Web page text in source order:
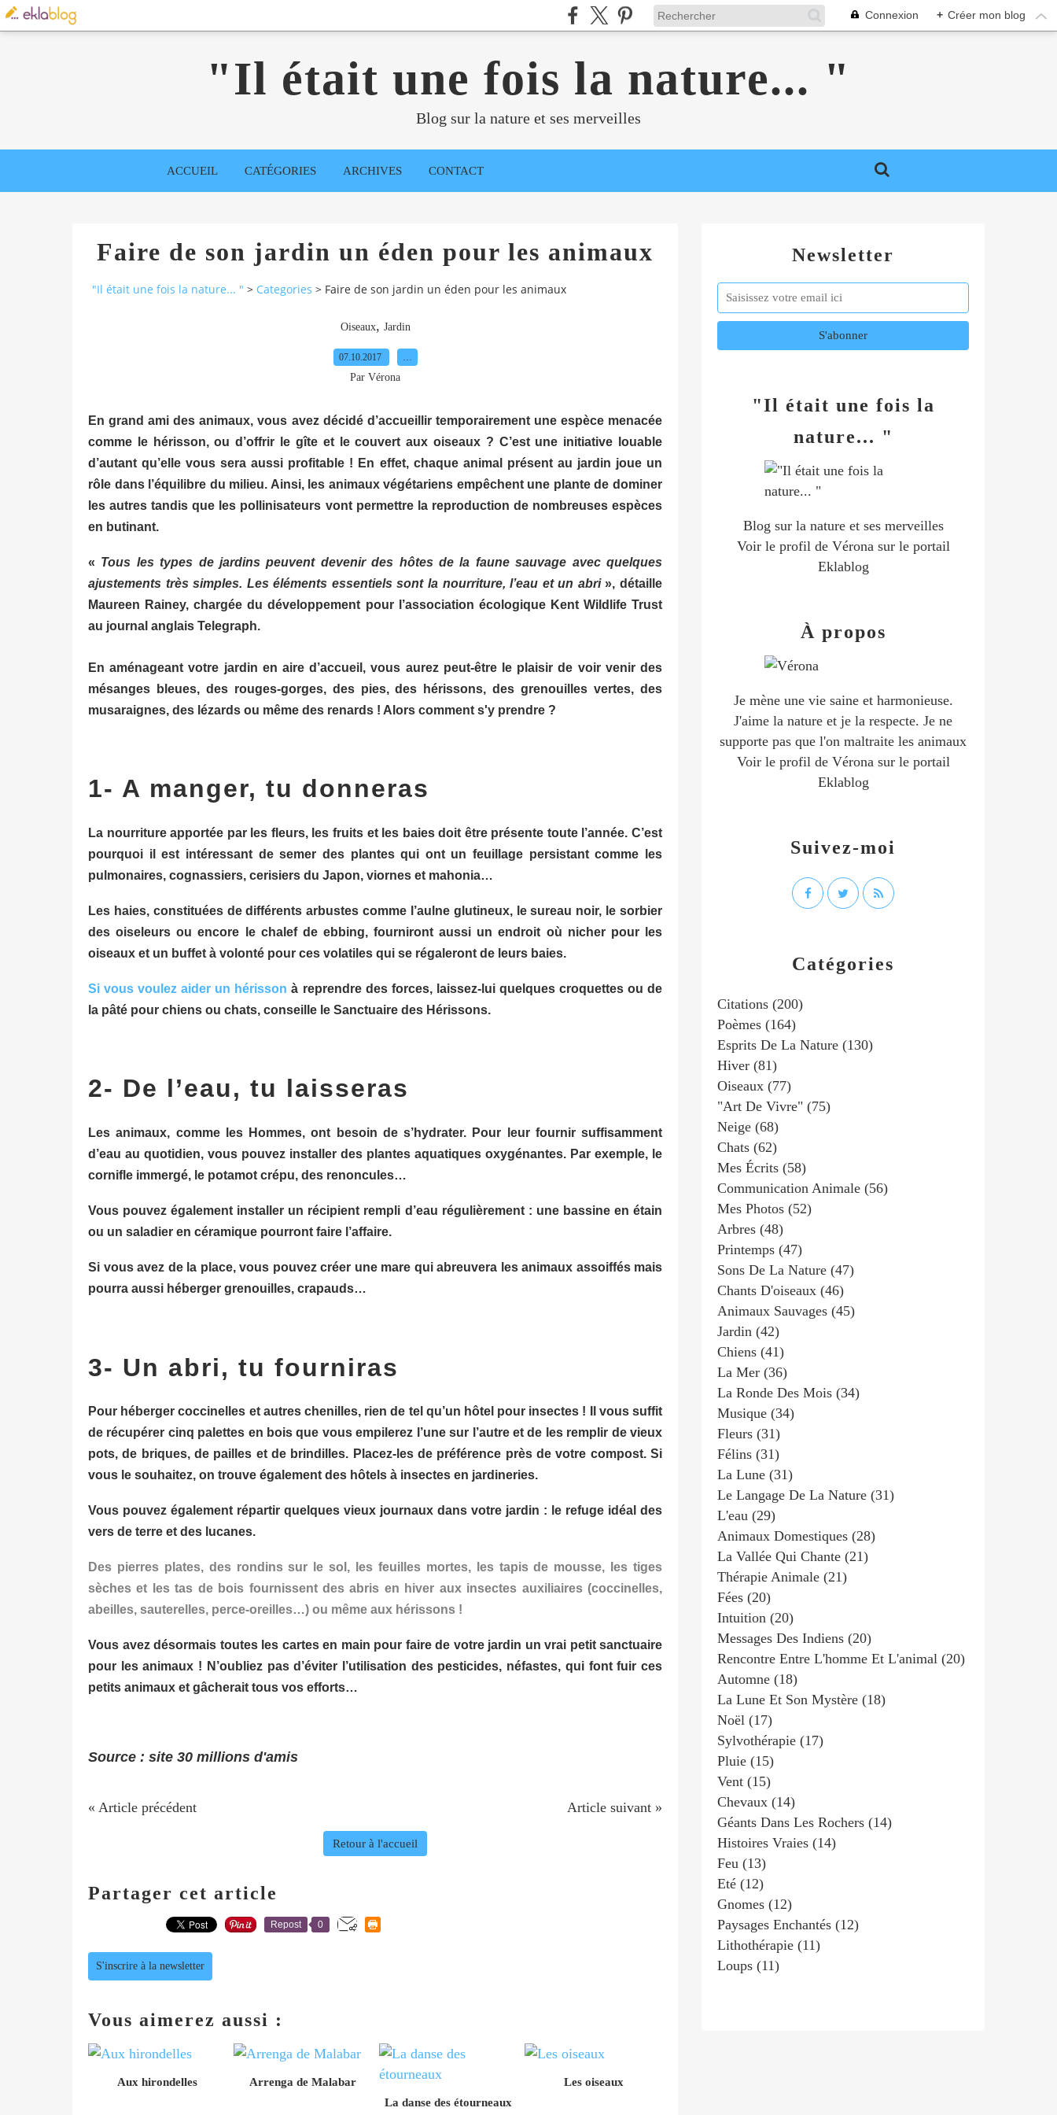
Connexion + Créer mon blog
"Il était une fois la nature... "
Blog sur la nature et ses merveilles
ACCUEIL CATÉGORIES ARCHIVES CONTACT
Faire de son jardin un éden pour les animaux
"Il était une fois la nature... " > Categories > Faire de son jardin un éden pour les animaux
Oiseaux, Jardin
07.10.2017
Par Vérona
En grand ami des animaux, vous avez décidé d’accueillir temporairement une espèce menacée
comme le hérisson, ou d’offrir le gîte et le couvert aux oiseaux ? C’est une initiative louable
d’autant qu’elle vous sera aussi profitable ! En effet, chaque animal présent au jardin joue un
rôle dans l’équilibre du milieu. Ainsi, les animaux végétariens empêchent une plante de dominer
les autres tandis que les pollinisateurs vont permettre la reproduction de nombreuses espèces
en butinant.
« Tous les types de jardins peuvent devenir des hôtes de la faune sauvage avec quelques
ajustements très simples. Les éléments essentiels sont la nourriture, l’eau et un abri», détaille
Maureen Rainey, chargée du développement pour l’association écologique Kent Wildlife Trust
au journal anglais Telegraph.
En aménageant votre jardin en aire d’accueil, vous aurez peut-être le plaisir de voir venir des
mésanges bleues, des rouges-gorges, des pies, des hérissons, des grenouilles vertes, des
musaraignes, des lézards ou même des renards ! Alors comment s'y prendre ?
1- A manger, tu donneras
La nourriture apportée par les fleurs, les fruits et les baies doit être présente toute l’année. C’est
pourquoi il est intéressant de semer des plantes qui ont un feuillage persistant comme les
pulmonaires, cognassiers, cerisiers du Japon, viornes et mahonia…
Les haies, constituées de différents arbustes comme l’aulne glutineux, le sureau noir, le sorbier
des oiseleurs ou encore le chalef de ebbing, fourniront aussi un endroit où nicher pour les
oiseaux et un buffet à volonté pour ces volatiles qui se régaleront de leurs baies.
Si vous voulez aider un hérisson à reprendre des forces, laissez-lui quelques croquettes ou de
la pâté pour chiens ou chats, conseille le Sanctuaire des Hérissons.
2- De l’eau, tu laisseras
Les animaux, comme les Hommes, ont besoin de s’hydrater. Pour leur fournir suffisamment
d’eau au quotidien, vous pouvez installer des plantes aquatiques oxygénantes. Par exemple, le
cornifle immergé, le potamot crépu, des renoncules…
Vous pouvez également installer un récipient rempli d’eau régulièrement : une bassine en étain
ou un saladier en céramique pourront faire l’affaire.
Si vous avez de la place, vous pouvez créer une mare qui abreuvera les animaux assoiffés mais
pourra aussi héberger grenouilles, crapauds…
3- Un abri, tu fourniras
Pour héberger coccinelles et autres chenilles, rien de tel qu’un hôtel pour insectes ! Il vous suffit
de récupérer cinq palettes en bois que vous empilerez l’une sur l’autre et de les remplir de vieux
pots, de briques, de pailles et de brindilles. Placez-les de préférence près de votre compost. Si
vous le souhaitez, on trouve également des hôtels à insectes en jardineries.
Vous pouvez également répartir quelques vieux journaux dans votre jardin : le refuge idéal des
vers de terre et des lucanes.
Des pierres plates, des rondins sur le sol, les feuilles mortes, les tapis de mousse, les tiges
sèches et les tas de bois fournissent des abris en hiver aux insectes auxiliaires (coccinelles,
abeilles, sauterelles, perce-oreilles…) ou même aux hérissons !
Vous avez désormais toutes les cartes en main pour faire de votre jardin un vrai petit sanctuaire
pour les animaux ! N’oubliez pas d’éviter l’utilisation des pesticides, néfastes, qui font fuir ces
petits animaux et gâcherait tous vos efforts…
Source : site 30 millions d'amis
« Article précédent Article suivant »
Retour à l'accueil
Partager cet article
Repost 0
S'inscrire à la newsletter
Vous aimerez aussi :
Aux hirondelles
Arrenga de Malabar
La danse des étourneaux
Les oiseaux
Newsletter
Catégories
Citations (200)
Poèmes (164)
Esprits De La Nature (130)
Hiver (81)
Oiseaux (77)
"art De Vivre" (75)
Neige (68)
Chats (62)
Mes Écrits (58)
Communication Animale (56)
Mes Photos (52)
Arbres (48)
Printemps (47)
Sons De La Nature (47)
Chants D'oiseaux (46)
Animaux Sauvages (45)
Jardin (42)
Chiens (41)
La Mer (36)
La Ronde Des Mois (34)
Musique (34)
Fleurs (31)
Félins (31)
La Lune (31)
Le Langage De La Nature (31)
L'eau (29)
Animaux Domestiques (28)
La Vallée Qui Chante (21)
Thérapie Animale (21)
Fées (20)
Intuition (20)
Messages Des Indiens (20)
Rencontre Entre L'homme Et L'animal (20)
Automne (18)
La Lune Et Son Mystère (18)
Noël (17)
Sylvothérapie (17)
Pluie (15)
Vent (15)
Chevaux (14)
Géants Dans Les Rochers (14)
Histoires Vraies (14)
Feu (13)
Eté (12)
Gnomes (12)
Paysages Enchantés (12)
Lithothérapie (11)
Loups (11)
"Il était une fois la
nature... "
Blog sur la nature et ses merveilles
Voir le profil de Véronasur le portail
Eklablog
Suivez-moi
À propos
Je mène une vie saine et harmonieuse.
J'aime la nature et je la respecte. Je ne
supporte pas que l'on maltraite les animaux
Voir le profil de Véronasur le portail
Eklablog